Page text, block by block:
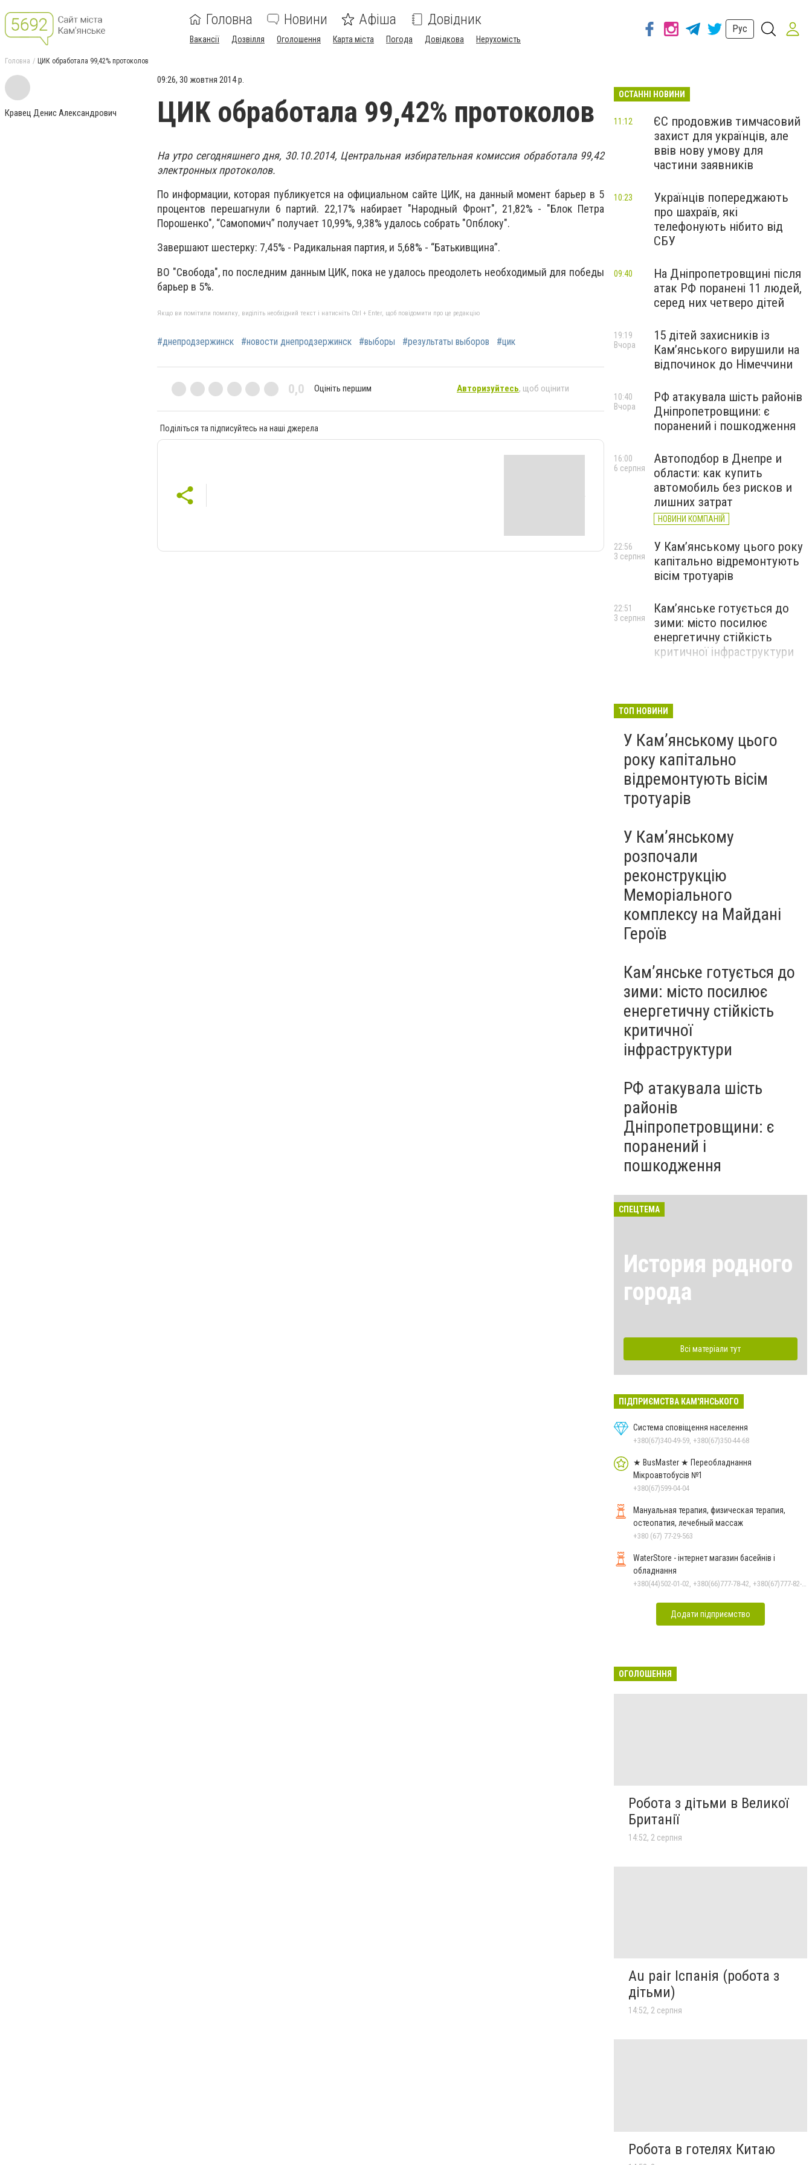
Головна Новини Афіша Довідник
Вакансії Дозвілля Оголошення Карта міста Погода Довідкова Нерухомість
Рус
Головна ЦИК обработала 99,42% протоколов
Кравец Денис Александрович
09:26, 30 жовтня 2014 р.
ЦИК обработала 99,42% протоколов
На утро сегодняшнего дня, 30.10.2014, Центральная избирательная комиссия обработала 99,42
электронных протоколов.
По информации, которая публикуется на официальном сайте ЦИК, на данный момент барьер в 5
процентов перешагнули 6 партий. 22,17% набирает "Народный Фронт", 21,82% - "Блок Петра
Порошенко", “Самопомич” получает 10,99%, 9,38% удалось собрать "Опблоку".
Завершают шестерку: 7,45% - Радикальная партия, и 5,68% - “Батькивщина”.
ВО "Свобода", по последним данным ЦИК, пока не удалось преодолеть необходимый для победы
барьер в 5%.
Якщо ви помітили помилку, виділіть необхідний текст і натисніть Ctrl + Enter, щоб повідомити про це редакцію
#днепродзержинск #новости днепродзержинск #выборы #результаты выборов #цик
0,0 Оцініть першим Авторизуйтесь, щоб оцінити
Поділіться та підписуйтесь на наші джерела
ОСТАННІ НОВИНИ
ЄС продовжив тимчасовий
захист для українців, але
ввів нову умову для
частини заявників
11:12
Українців попереджають
про шахраїв, які
телефонують нібито від
СБУ
10:23
На Дніпропетровщині після
атак РФ поранені 11 людей,
серед них четверо дітей
09:40
15 дітей захисників із
Кам’янського вирушили на
відпочинок до Німеччини
19:19
Вчора
РФ атакувала шість районів
Дніпропетровщини: є
поранений і пошкодження
10:40
Вчора
Автоподбор в Днепре и
области: как купить
автомобиль без рисков и
лишних затрат
НОВИНИ КОМПАНІЙ
16:00
6 серпня
У Кам’янському цього року
капітально відремонтують
вісім тротуарів
22:56
3 серпня
Кам’янське готується до
зими: місто посилює
енергетичну стійкість
критичної інфраструктури
22:51
3 серпня
ТОП НОВИНИ
У Кам’янському цього
року капітально
відремонтують вісім
тротуарів
У Кам’янському
розпочали
реконструкцію
Меморіального
комплексу на Майдані
Героїв
Кам’янське готується до
зими: місто посилює
енергетичну стійкість
критичної
інфраструктури
РФ атакувала шість
районів
Дніпропетровщини: є
поранений і
пошкодження
СПЕЦТЕМА
История родного
города
Всі матеріали тут
ПІДПРИЄМСТВА КАМ'ЯНСЬКОГО
Система сповіщення населення
+380(67)340-49-59, +380(67)350-44-68
★ BusMaster ★ Переобладнання
Мікроавтобусів №1
+380(67)599-04-04
Мануальная терапия, физическая терапия,
остеопатия, лечебный массаж
+380 (67) 77-29-563
WaterStore - інтернет магазин басейнів і
обладнання
Додати підприємство
ОГОЛОШЕННЯ
Робота з дітьми в Великої
Британії
14:52, 2 серпня
Au pair Іспанія (робота з
дітьми)
14:52, 2 серпня
Робота в готелях Китаю